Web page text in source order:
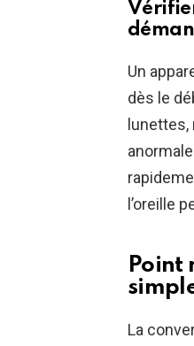
Un
dès le
lunettes,
l’oreille
Point
La